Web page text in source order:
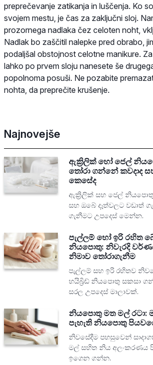
preprečevanje zatikanja in luščenja. Ko
svojem mestu, je čas za zaključni sloj.
prozornega nadlaka čez celoten noht,
Nadlak bo zaščitil nalepke pred obrabo,
podaljšal obstojnost celotne manikure.
lahko po prvem sloju nanesete še
popolnoma posuši. Ne pozabite
nohta, da preprečite krušenje.
Najnovejše
ඇක්‍රිලික් හෝ ජෙල්
තෝරා ගන්නේ කවදාද
කෙසේද
ඇක්‍රිලික් සහ ජෙල්
සහ ඔබේ දෑත්වලට වඩාත්
ගැනීමට උපදෙස් මෙන්න.
පැල්ලම් හෝ ඉරි රහිත
නියපොතු: නිවැරදි
නිමාව තෝරාගැනීම
පැල්ලම් සහ ඉරි රහිතව
හයිබ්‍රිඩ් නියපොතු සකසා
සරල උපදෙස් මාලාවක්.
නියපොතු මත මල් රටා:
පැහැති නියපොතු
නිවසේදීම පහසුවෙන්
මල් සහිත නිය අලංකරණය
ඉගෙන ගන්න.